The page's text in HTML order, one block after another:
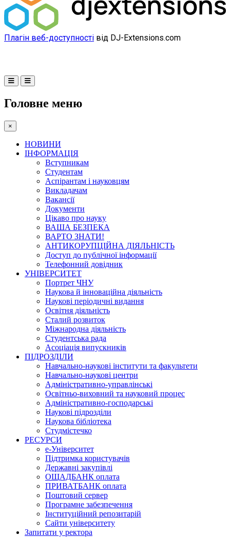
Плагін веб-доступності від DJ-Extensions.com
Головне меню
×
НОВИНИ
ІНФОРМАЦІЯ
Вступникам
Студентам
Аспірантам і науковцям
Викладачам
Вакансії
Документи
Цікаво про науку
ВАША БЕЗПЕКА
ВАРТО ЗНАТИ!
АНТИКОРУПЦІЙНА ДІЯЛЬНІСТЬ
Доступ до публічної інформації
Телефонний довідник
УНІВЕРСИТЕТ
Портрет ЧНУ
Наукова й інноваційна діяльність
Наукові періодичні видання
Освітня діяльність
Сталий розвиток
Міжнародна діяльність
Студентська рада
Асоціація випускників
ПІДРОЗДІЛИ
Навчально-наукові інститути та факультети
Навчально-наукові центри
Адміністративно-управлінські
Освітньо-виховний та науковий процес
Адміністративно-господарські
Наукові підрозділи
Наукова бібліотека
Студмістечко
РЕСУРСИ
е-Університет
Підтримка користувачів
Державні закупівлі
ОЩАДБАНК оплата
ПРИВАТБАНК оплата
Поштовий сервер
Програмне забезпечення
Інституційний репозитарій
Сайти університету
Запитати у ректора